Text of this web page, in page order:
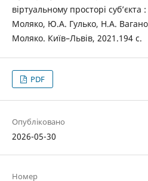
віртуальному просторі
Моляко, Ю.А. Гулько, Н.А.
Моляко. Київ–Львів, 2021.194 с.
PDF
Опубліковано
2026-05-30
Номер